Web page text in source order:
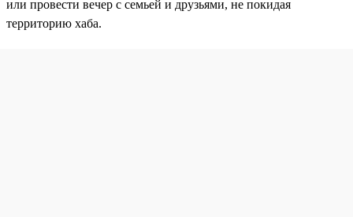
или провести вечер с семьей и друзьями, не покидая
территорию хаба.